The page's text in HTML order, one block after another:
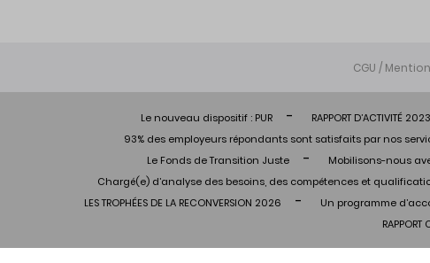
CGU /
Le nouveau dispositif : PUR RAPPORT D’ACTIVITÉ 2023
93% des employeurs répondants sont satisfaits par nos
Le Fonds de Transition Juste
Mobilisons-nous
Chargé(e) d’analyse des besoins, des compétences et
LES TROPHÉES DE LA RECONVERSION 2026
Un programme